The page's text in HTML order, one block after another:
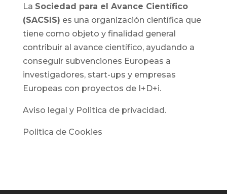
La Sociedad para el Avance Científico
(SACSIS) es una organización científica que
tiene como objeto y finalidad general
contribuir al avance científico, ayudando a
conseguir subvenciones Europeas a
investigadores, start-ups y empresas
Europeas con proyectos de I+D+i.
Aviso legal y Politica de privacidad.
Politica de Cookies